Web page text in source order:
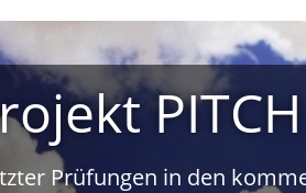
PITCH
Prüfungen in den